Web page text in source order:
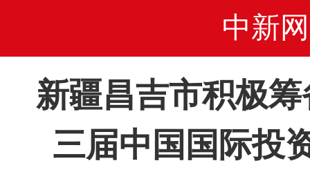
中新网
新疆昌吉市积极
三届中国国际投